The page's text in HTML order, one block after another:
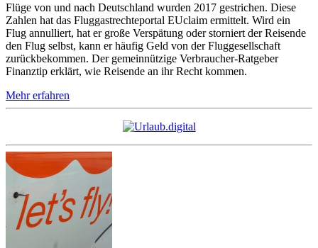
Flüge von und nach Deutschland wurden 2017 gestrichen. Diese
Zahlen hat das Fluggastrechteportal EUclaim ermittelt. Wird ein
Flug annulliert, hat er große Verspätung oder storniert der Reisende
den Flug selbst, kann er häufig Geld von der Fluggesellschaft
zurückbekommen. Der gemeinnützige Verbraucher-Ratgeber
Finanztip erklärt, wie Reisende an ihr Recht kommen.
Mehr erfahren